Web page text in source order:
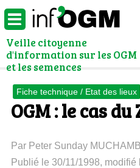
Veille citoyenne
d'information sur les OGM
et les semences
Fiche technique / Etat des lieux
OGM : le cas
Par Peter Sunday
Publié le 30/11/1998, modifié